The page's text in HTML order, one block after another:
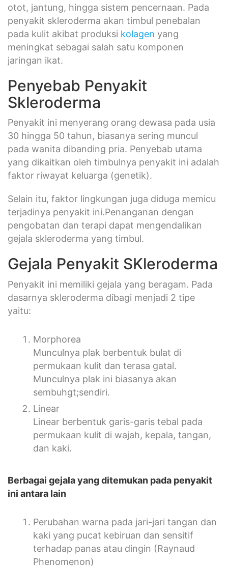
otot, jantung, hingga sistem pencernaan. Pada
penyakit skleroderma akan timbul penebalan
pada kulit akibat produksi kolagen yang
meningkat sebagai salah satu komponen
jaringan ikat.
Penyebab Penyakit
Skleroderma
Penyakit ini menyerang orang dewasa pada usia
30 hingga 50 tahun, biasanya sering muncul
pada wanita dibanding pria. Penyebab utama
yang dikaitkan oleh timbulnya penyakit ini adalah
faktor riwayat keluarga (genetik).
Selain itu, faktor lingkungan juga diduga memicu
terjadinya penyakit ini.Penanganan dengan
pengobatan dan terapi dapat mengendalikan
gejala skleroderma yang timbul.
Gejala Penyakit SKleroderma
Penyakit ini memiliki gejala yang beragam. Pada
dasarnya skleroderma dibagi menjadi 2 tipe
yaitu:
Morphorea
Munculnya plak berbentuk bulat di
permukaan kulit dan terasa gatal.
Munculnya plak ini biasanya akan
sembuhgt;sendiri.
Linear
Linear berbentuk garis-garis tebal pada
permukaan kulit di wajah, kepala, tangan,
dan kaki.
Berbagai gejala yang ditemukan pada penyakit
ini antara lain
Perubahan warna pada jari-jari tangan dan
kaki yang pucat kebiruan dan sensitif
terhadap panas atau dingin (Raynaud
Phenomenon)